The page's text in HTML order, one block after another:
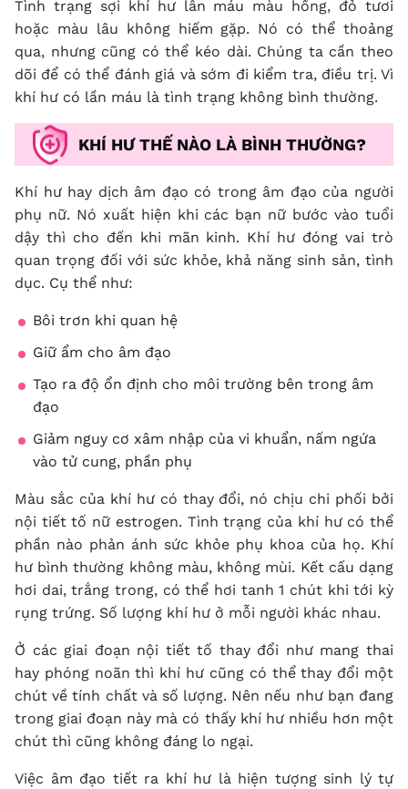
Tình trạng sợi khí hư lẫn máu màu hồng, đỏ tươi
hoặc màu lâu không hiếm gặp. Nó có thể thoảng
qua, nhưng cũng có thể kéo dài. Chúng ta cần theo
dõi để có thể đánh giá và sớm đi kiểm tra, điều trị. Vì
khí hư có lần máu là tình trạng không bình thường.
KHÍ HƯ THẾ NÀO LÀ BÌNH THƯỜNG?
Khí hư hay dịch âm đạo có trong âm đạo của người
phụ nữ. Nó xuất hiện khi các bạn nữ bước vào tuổi
dậy thì cho đến khi mãn kinh. Khí hư đóng vai trò
quan trọng đối với sức khỏe, khả năng sinh sản, tình
dục. Cụ thể như:
Bôi trơn khi quan hệ
Giữ ẩm cho âm đạo
Tạo ra độ ổn định cho môi trường bên trong âm
đạo
Giảm nguy cơ xâm nhập của vi khuẩn, nấm ngứa
vào tử cung, phần phụ
Màu sắc của khí hư có thay đổi, nó chịu chi phối bởi
nội tiết tố nữ estrogen. Tình trạng của khí hư có thể
phần nào phản ánh sức khỏe phụ khoa của họ. Khí
hư bình thường không màu, không mùi. Kết cấu dạng
hơi dai, trắng trong, có thể hơi tanh 1 chút khi tới kỳ
rụng trứng. Số lượng khí hư ở mỗi người khác nhau.
Ở các giai đoạn nội tiết tố thay đổi như mang thai
hay phóng noãn thì khí hư cũng có thể thay đổi một
chút về tính chất và số lượng. Nên nếu như bạn đang
trong giai đoạn này mà có thấy khí hư nhiều hơn một
chút thì cũng không đáng lo ngại.
Việc âm đạo tiết ra khí hư là hiện tượng sinh lý tự